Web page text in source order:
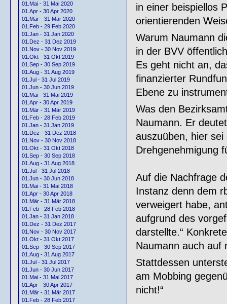
01.Mai - 31 Mai 2020
01.Apr - 30 Apr 2020
01.Mär - 31 Mär 2020
01.Feb - 29 Feb 2020
01.Jan - 31 Jan 2020
01.Dez - 31 Dez 2019
01.Nov - 30 Nov 2019
01.Okt - 31 Okt 2019
01.Sep - 30 Sep 2019
01.Aug - 31 Aug 2019
01.Jul - 31 Jul 2019
01.Jun - 30 Jun 2019
01.Mai - 31 Mai 2019
01.Apr - 30 Apr 2019
01.Mär - 31 Mär 2019
01.Feb - 28 Feb 2019
01.Jan - 31 Jan 2019
01.Dez - 31 Dez 2018
01.Nov - 30 Nov 2018
01.Okt - 31 Okt 2018
01.Sep - 30 Sep 2018
01.Aug - 31 Aug 2018
01.Jul - 31 Jul 2018
01.Jun - 30 Jun 2018
01.Mai - 31 Mai 2018
01.Apr - 30 Apr 2018
01.Mär - 31 Mär 2018
01.Feb - 28 Feb 2018
01.Jan - 31 Jan 2018
01.Dez - 31 Dez 2017
01.Nov - 30 Nov 2017
01.Okt - 31 Okt 2017
01.Sep - 30 Sep 2017
01.Aug - 31 Aug 2017
01.Jul - 31 Jul 2017
01.Jun - 30 Jun 2017
01.Mai - 31 Mai 2017
01.Apr - 30 Apr 2017
01.Mär - 31 Mär 2017
01.Feb - 28 Feb 2017
in einer beispiellos
orientierenden
Warum Naumann
in der BVV
Es geht nicht an,
finanzierter
Ebene zu
Was den
Naumann. Er
auszuüben, hier sei
Drehgenehmigung
Auf die Nachfrage
Instanz denn dem
verweigert habe,
aufgrund des
darstellte.“
Naumann auch auf
Stattdessen
am Mobbing
nicht!“